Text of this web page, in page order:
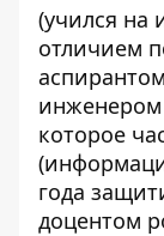
(учился на
отличием
инженером
которое
года
доцентом